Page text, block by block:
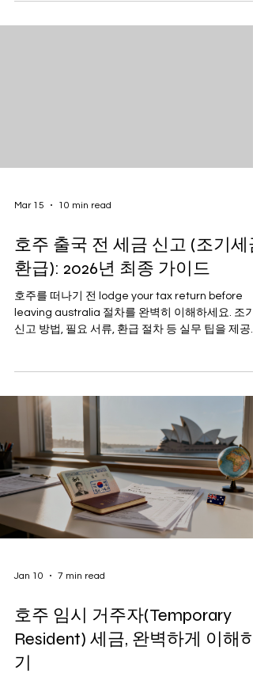
Mar 15 10 min read
호주 출국 전 세금 신고 (조기세
환급): 2026년 최종 가이드
호주를 떠나기 전 lodge your tax return before
leaving australia 절차를 완벽히 이해하세요. 조기
신고 방법, 필요 서류, 환급 절차 등 실무 팁을 제공
Jan 10 7 min read
호주 임시 거주자(Temporary
Resident) 세금, 완벽하게 이해하
기